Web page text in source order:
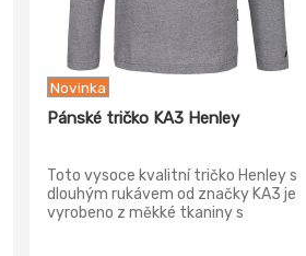
Novinka
Pánské tričko KA3 Henley
Toto vysoce kvalitní tričko Henley s
dlouhým rukávem od značky KA3 je
vyrobeno z měkké tkaniny s